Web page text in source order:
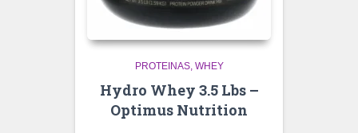
PROTEINAS WHEY
Hydro Whey 3.5 Lbs –
Optimus Nutrition